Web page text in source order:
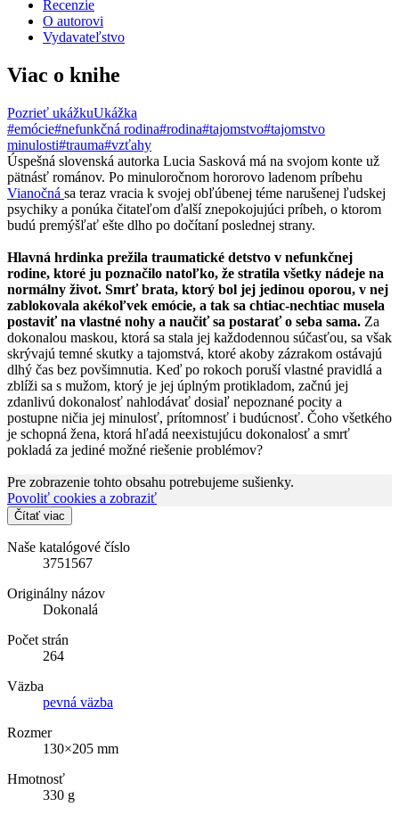
Recenzie
O autorovi
Vydavateľstvo
Viac o knihe
Pozrieť ukážkuUkážka
#emócie#nefunkčná rodina#rodina#tajomstvo#tajomstvo
minulosti#trauma#vzťahy
Úspešná slovenská autorka Lucia Sasková má na svojom konte už
pätnásť románov. Po minuloročnom hororovo ladenom príbehu
Vianočná sa teraz vracia k svojej obľúbenej téme narušenej ľudskej
psychiky a ponúka čitateľom ďalší znepokojujúci príbeh, o ktorom
budú premýšľať ešte dlho po dočítaní poslednej strany.
Hlavná hrdinka prežila traumatické detstvo v nefunkčnej
rodine, ktoré ju poznačilo natoľko, že stratila všetky nádeje na
normálny život. Smrť brata, ktorý bol jej jedinou oporou, v nej
zablokovala akékoľvek emócie, a tak sa chtiac-nechtiac musela
postaviť na vlastné nohy a naučiť sa postarať o seba sama. Za
dokonalou maskou, ktorá sa stala jej každodennou súčasťou, sa však
skrývajú temné skutky a tajomstvá, ktoré akoby zázrakom ostávajú
dlhý čas bez povšimnutia. Keď po rokoch poruší vlastné pravidlá a
zblíži sa s mužom, ktorý je jej úplným protikladom, začnú jej
zdanlivú dokonalosť nahlodávať dosiaľ nepoznané pocity a
postupne ničia jej minulosť, prítomnosť i budúcnosť. Čoho všetkého
je schopná žena, ktorá hľadá neexistujúcu dokonalosť a smrť
pokladá za jediné možné riešenie problémov?
Pre zobrazenie tohto obsahu potrebujeme sušienky.
Povoliť cookies a zobraziť
Čítať viac
Naše katalógové číslo
3751567
Originálny názov
Dokonalá
Počet strán
264
Väzba
pevná väzba
Rozmer
130×205 mm
Hmotnosť
330 g